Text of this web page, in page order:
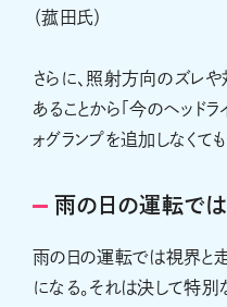
（菰田氏）
さらに、照射方向のズレ
あることから「今のヘッド
ォグランプを追加しなくて
雨の日の運転では
雨の日の運転では視界と
になる。それは決して特別